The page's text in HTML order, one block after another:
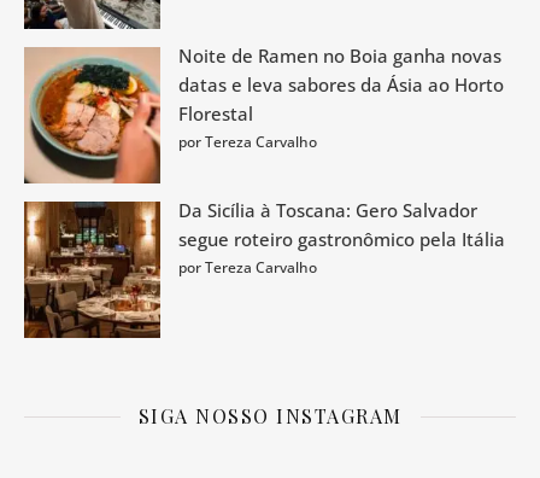
Noite de Ramen no Boia ganha novas
datas e leva sabores da Ásia ao Horto
Florestal
por Tereza Carvalho
Da Sicília à Toscana: Gero Salvador
segue roteiro gastronômico pela Itália
por Tereza Carvalho
SIGA NOSSO INSTAGRAM